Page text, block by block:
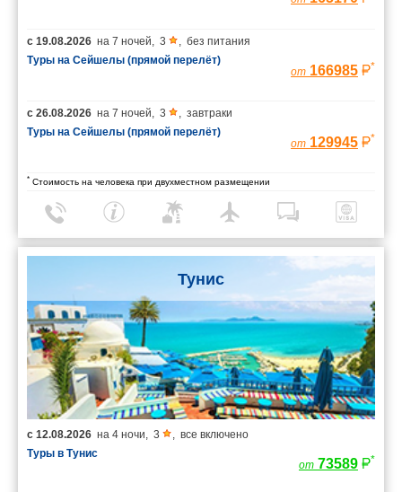
с 19.08.2026 на 7 ночей 3
без питания
Туры на Сейшелы (прямой перелёт)
от 166985 *
с 26.08.2026 на 7 ночей 3
завтраки
Туры на Сейшелы (прямой перелёт)
от 129945 *
* Стоимость на человека при двухместном размещении
Тунис
с 12.08.2026 на 4 ночи, 3 , все включено
Туры в Тунис
от 73589 *